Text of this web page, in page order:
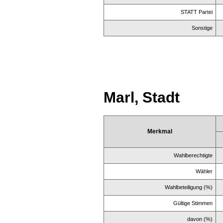
STATT Partei
Sonstige
Marl, Stadt
Merkmal
Wahlberechtigte
Wähler
Wahlbeteiligung (%)
Gültige Stimmen
davon (%)